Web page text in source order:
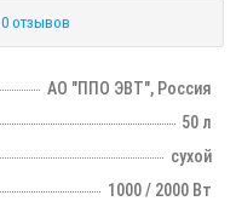
0 отзывов
АО "ППО ЭВТ", Россия
50 л
сухой
1000 / 2000 Вт